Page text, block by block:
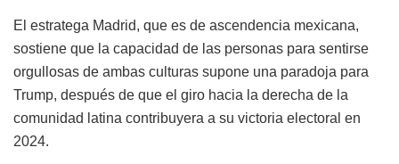
El estratega Madrid, que es de ascendencia mexicana,
sostiene que la capacidad de las personas para sentirse
orgullosas de ambas culturas supone una paradoja para
Trump, después de que el giro hacia la derecha de la
comunidad latina contribuyera a su victoria electoral en
2024.